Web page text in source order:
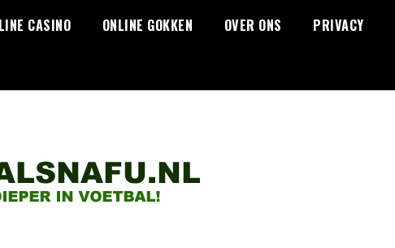
CASINO ONLINE GOKKEN OVER ONS PRIVACY